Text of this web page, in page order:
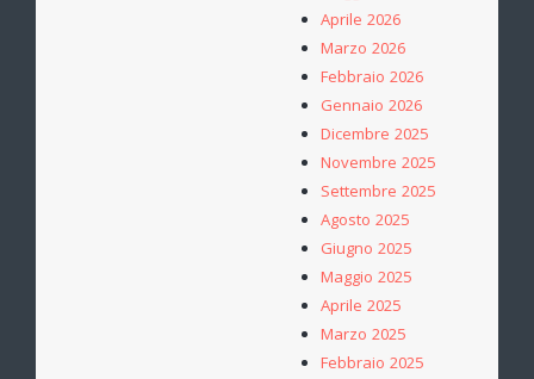
Aprile 2026
Marzo 2026
Febbraio 2026
Gennaio 2026
Dicembre 2025
Novembre 2025
Settembre 2025
Agosto 2025
Giugno 2025
Maggio 2025
Aprile 2025
Marzo 2025
Febbraio 2025